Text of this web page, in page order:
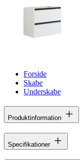
Forside
Skabe
Underskabe
Produktinformation
Specifikationer